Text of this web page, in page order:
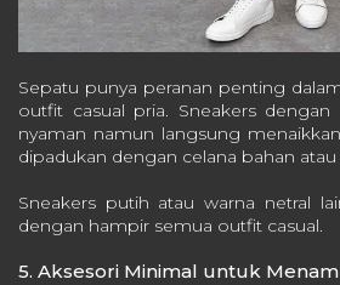
Sepatu punya peranan penting
outfit casual pria. Sneakers
nyaman namun langsung
dipadukan dengan celana bahan atau
Sneakers putih atau warna netral
dengan hampir semua outfit casual.
5. Aksesori Minimal untuk